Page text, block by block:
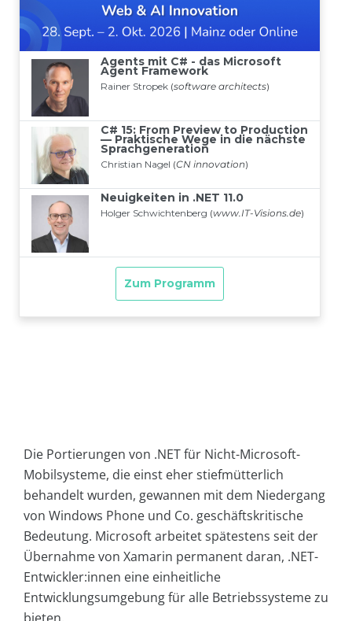
Die Portierungen von .NET für Nicht-Microsoft-
Mobilsysteme, die einst eher stiefmütterlich
behandelt wurden, gewannen mit dem Niedergang
von Windows Phone und Co. geschäftskritische
Bedeutung. Microsoft arbeitet spätestens seit der
Übernahme von Xamarin permanent daran, .NET-
Entwickler:innen eine einheitliche
Entwicklungsumgebung für alle Betriebssysteme zu